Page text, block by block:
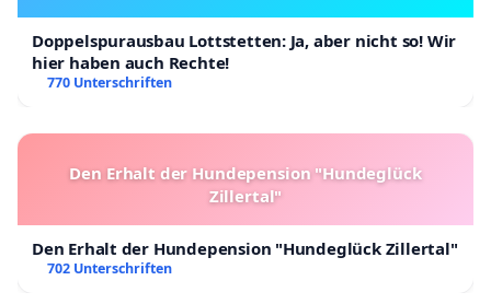
Doppelspurausbau Lottstetten: Ja, aber nicht so! Wir
hier haben auch Rechte!
770 Unterschriften
Den Erhalt der Hundepension "Hundeglück
Zillertal"
Den Erhalt der Hundepension "Hundeglück Zillertal"
702 Unterschriften